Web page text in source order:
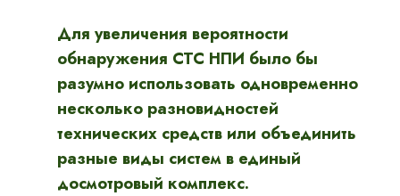
Для увеличения вероятности
обнаружения СТС НПИ было бы
разумно использовать одновременно
несколько разновидностей
технических средств или объединить
разные виды систем в единый
досмотровый комплекс.